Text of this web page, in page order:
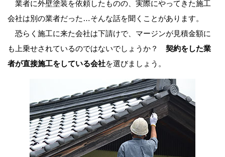
業者に外壁塗装を依頼したものの、実際にやってきた施工
会社は別の業者だった…そんな話を聞くことがあります。
恐らく施工に来た会社は下請けで、マージンが見積金額に
も上乗せされているのではないでしょうか？ 契約をした業
者が直接施工をしている会社を選びましょう。